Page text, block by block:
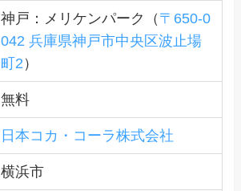
神戸：メリケンパーク（ 〒650-0
042 兵庫県神戸市中央区波止場
町2 ）
無料
日本コカ・コーラ株式会社
横浜市